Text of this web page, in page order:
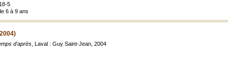
5
6 à 9 ans
d'après , Laval : Guy Saint-Jean, 2004